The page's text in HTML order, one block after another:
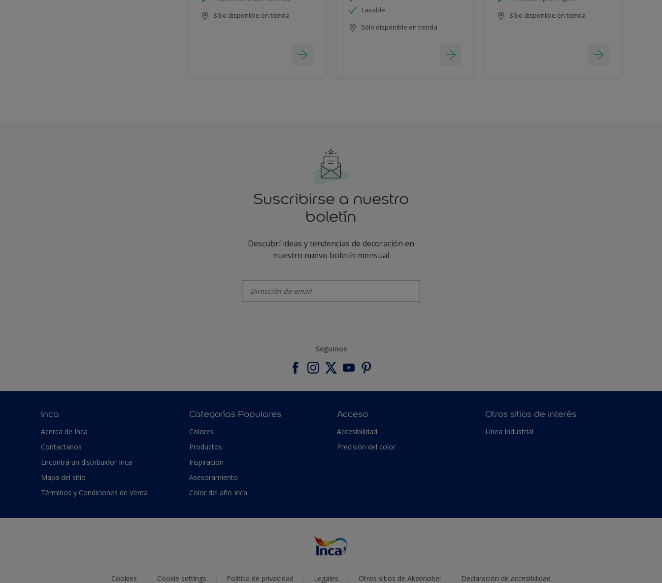
Sólo disponible en tienda
Lavable
Sólo disponible en tienda
Sólo disponible en tienda
Suscribirse a nuestro
boletín
Descubrí ideas y tendencias de decoración en
nuestro nuevo boletín mensual
Seguinos
Inca
Acerca de Inca
Contactanos
Encontrá un distribuidor Inca
Mapa del sitio
Términos y Condiciones de Venta
Categorías Populares
Colores
Productos
Inspiración
Asesoramiento
Color del año Inca
Acceso
Accesibilidad
Precisión del color
Otros sitios de interés
Línea Industrial
Cookies Cookie settings Política de privacidad Legales Otros sitios de Akzonobel Declaración de accesibilidad